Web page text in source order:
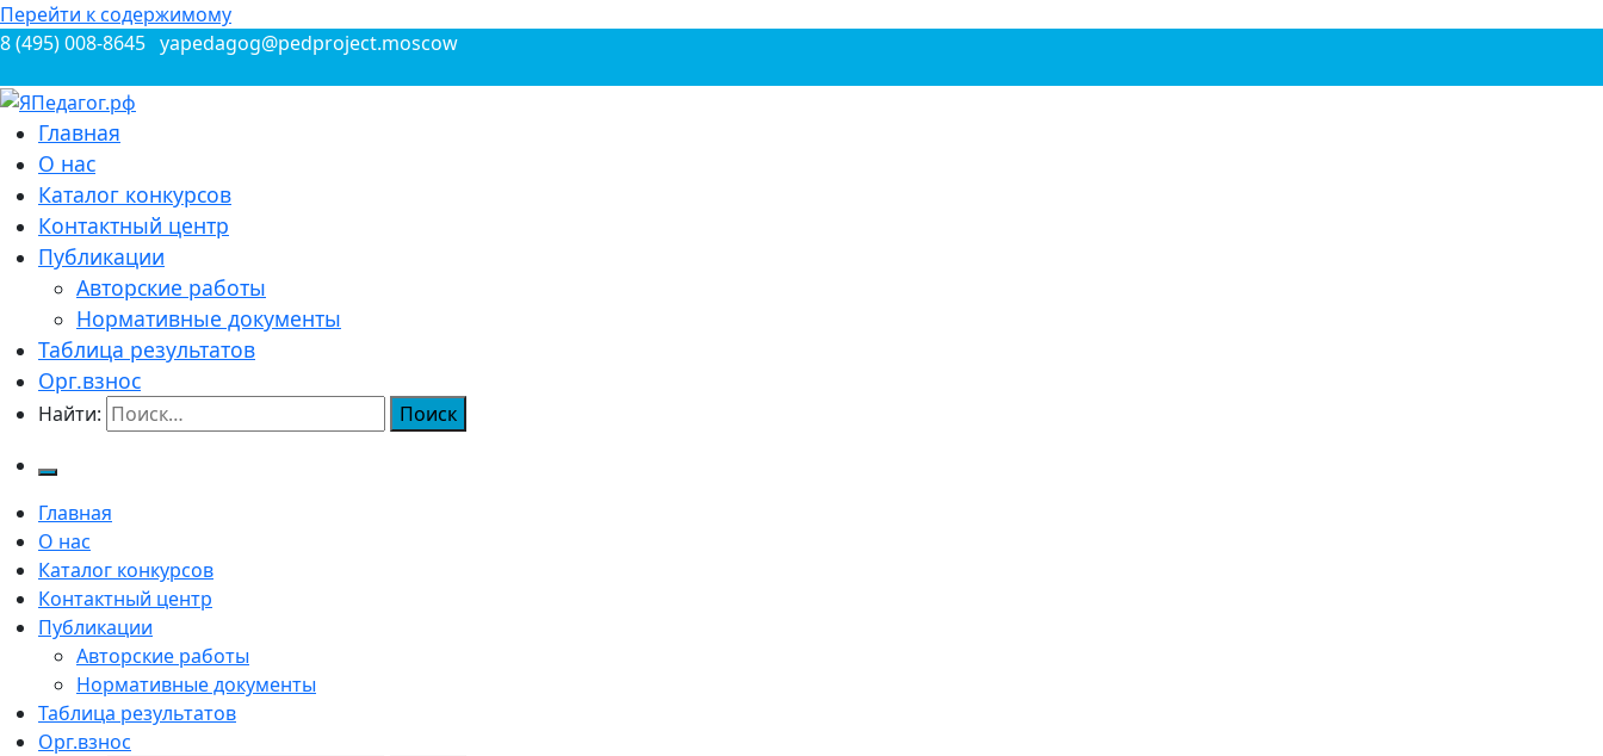
Перейти к содержимому
8 (495) 008-8645 yapedagog@pedproject.moscow
ЯПедагог.рф
Всероссийские конкурсы для педагогов
Главная
О нас
Каталог конкурсов
Контактный центр
Публикации
Авторские работы
Нормативные документы
Таблица результатов
Орг.взнос
Найти:
Главная
О нас
Каталог конкурсов
Контактный центр
Публикации
Авторские работы
Нормативные документы
Таблица результатов
Орг.взнос